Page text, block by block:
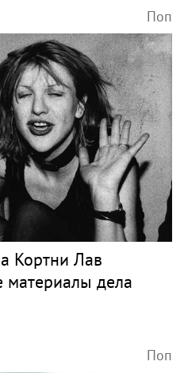
Поп
Кортни Лав
материалы дела
Поп